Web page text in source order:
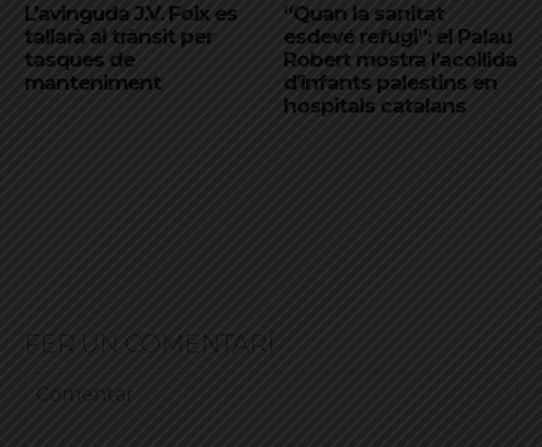
L’avinguda J.V. Foix es
tallarà al trànsit per
tasques de
manteniment
“Quan la sanitat
esdevé refugi”: el Palau
Robert mostra l’acollida
d’infants palestins en
hospitals catalans
FER UN COMENTARI